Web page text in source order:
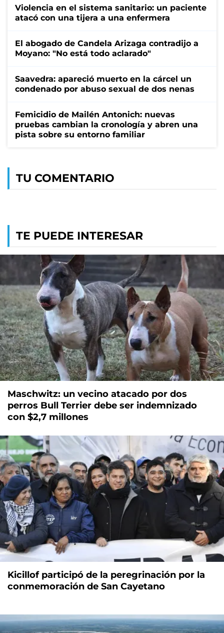
Violencia en el sistema sanitario: un paciente
atacó con una tijera a una enfermera
El abogado de Candela Arizaga contradijo a
Moyano: "No está todo aclarado"
Saavedra: apareció muerto en la cárcel un
condenado por abuso sexual de dos nenas
Femicidio de Mailén Antonich: nuevas
pruebas cambian la cronología y abren una
pista sobre su entorno familiar
TU COMENTARIO
TE PUEDE INTERESAR
Maschwitz: un vecino atacado por dos
perros Bull Terrier debe ser indemnizado
con $2,7 millones
Kicillof participó de la peregrinación por la
conmemoración de San Cayetano